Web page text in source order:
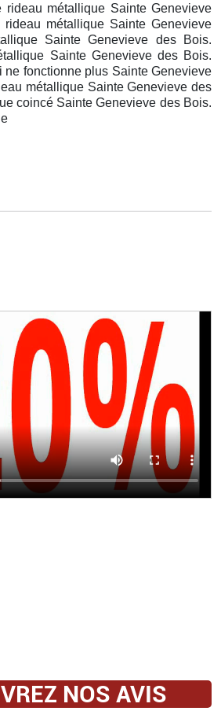
rideau métallique Sainte Genevieve
métallique Sainte Genevieve
Sainte Genevieve des Bois.
Sainte Genevieve des Bois.
ne fonctionne plus Sainte Genevieve
métallique Sainte Genevieve des
coincé Sainte Genevieve des Bois.
NOS AVIS